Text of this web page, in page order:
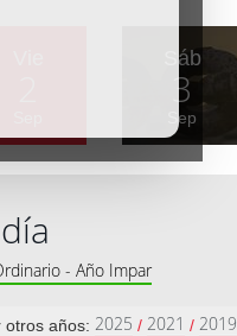
Sáb
3
Sep
- Año Impar
otros años: 2025 / 2021 / 2019